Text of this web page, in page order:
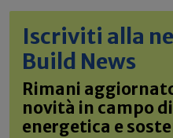
Iscriviti alla
Build News
Rimani
novità in campo
energetica e